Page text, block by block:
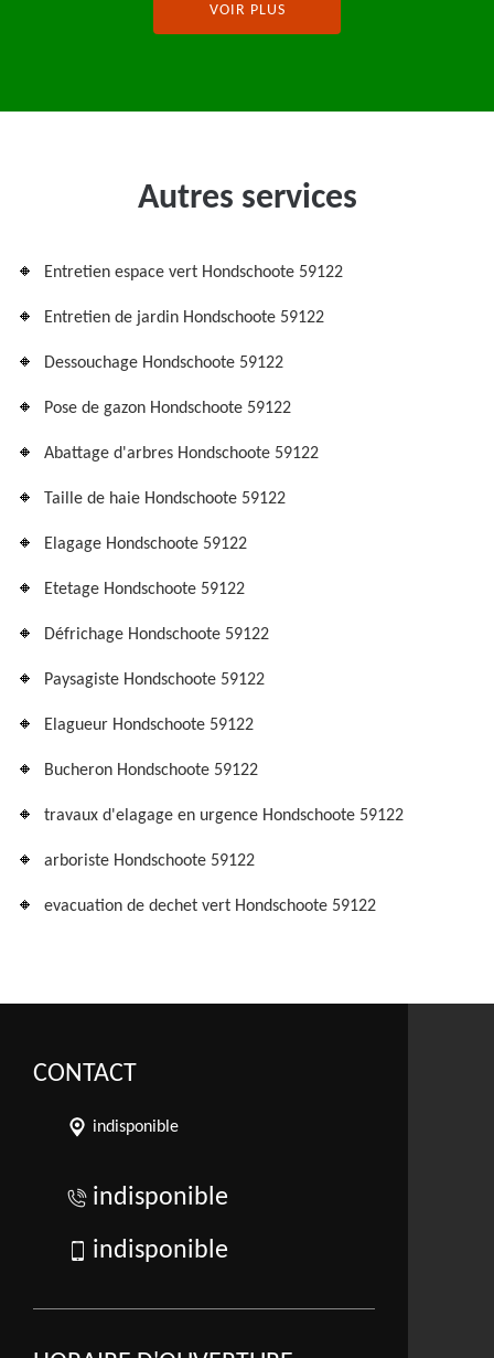
VOIR PLUS
Autres services
Entretien espace vert Hondschoote 59122
Entretien de jardin Hondschoote 59122
Dessouchage Hondschoote 59122
Pose de gazon Hondschoote 59122
Abattage d'arbres Hondschoote 59122
Taille de haie Hondschoote 59122
Elagage Hondschoote 59122
Etetage Hondschoote 59122
Défrichage Hondschoote 59122
Paysagiste Hondschoote 59122
Elagueur Hondschoote 59122
Bucheron Hondschoote 59122
travaux d'elagage en urgence Hondschoote 59122
arboriste Hondschoote 59122
evacuation de dechet vert Hondschoote 59122
CONTACT
indisponible
indisponible
indisponible